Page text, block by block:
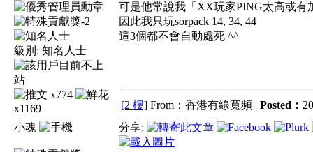
級別: 知名人士
x774
x1169
可是他常說我「XX玩家PING太高或有
因此我只玩sorpack 14, 34, 44
這3個都不會自動處死 ^^
[2 樓] From：香港有線寬頻 | Posted：
小魂
分享: